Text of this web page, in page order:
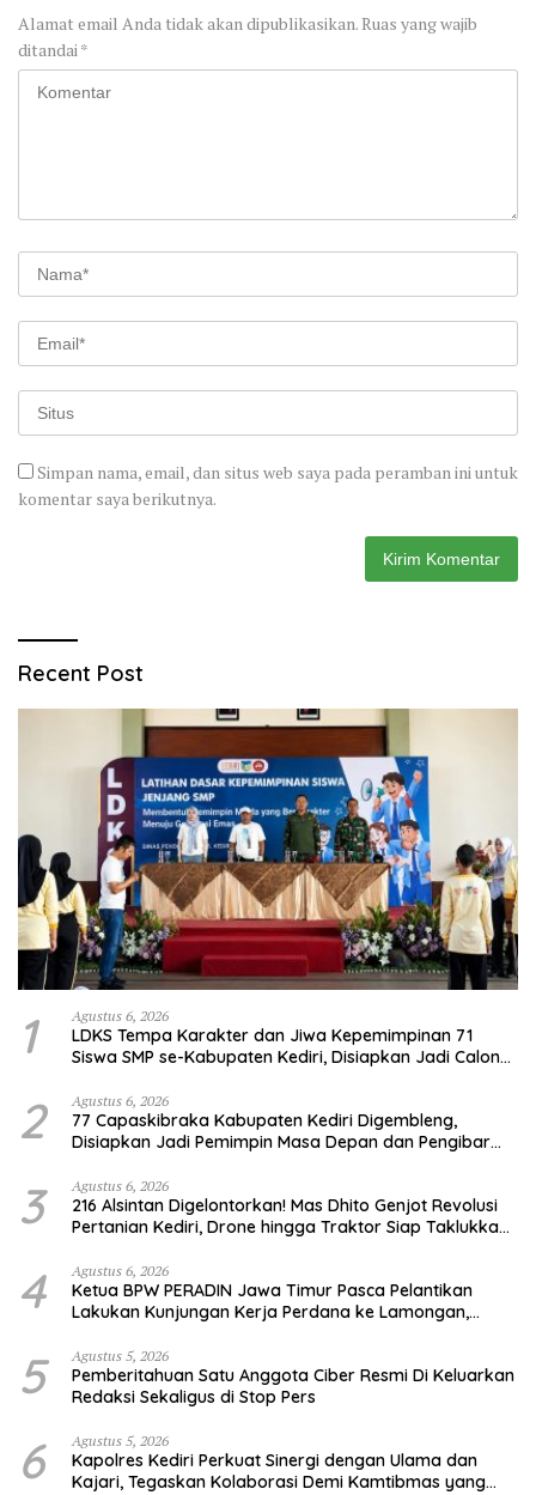
Alamat email Anda tidak akan dipublikasikan.Ruas yang wajib
ditandai*
Simpan nama, email, dan situs web saya pada peramban ini untuk
komentar saya berikutnya.
Recent Post
1 Agustus 6, 2026
LDKS Tempa Karakter dan Jiwa Kepemimpinan 71
Siswa SMP se-Kabupaten Kediri, Disiapkan Jadi Calon
2 Agustus 6, 2026
77 Capaskibraka Kabupaten Kediri Digembleng,
Disiapkan Jadi Pemimpin Masa Depan dan Pengibar
3 Agustus 6, 2026
216 Alsintan Digelontorkan! Mas Dhito Genjot Revolusi
Pertanian Kediri, Drone hingga Traktor Siap Taklukkan
4 Agustus 6, 2026
Ketua BPW PERADIN Jawa Timur Pasca Pelantikan
Lakukan Kunjungan Kerja Perdana ke Lamongan,
5 Agustus 5, 2026
Pemberitahuan Satu Anggota Ciber Resmi Di Keluarkan
Redaksi Sekaligus di Stop Pers
6 Agustus 5, 2026
Kapolres Kediri Perkuat Sinergi dengan Ulama dan
Kajari, Tegaskan Kolaborasi Demi Kamtibmas yang